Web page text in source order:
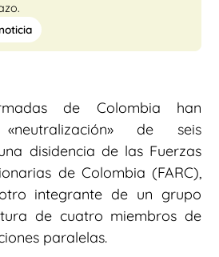
de Colombia han
de seis
disidencia de las Fuerzas
de Colombia (FARC),
integrante de un grupo
de cuatro miembros de
paralelas.